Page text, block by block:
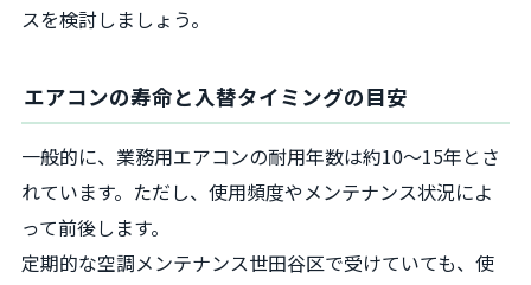
スを検討しましょう。
エアコンの寿命と入替タイミングの目安
一般的に、業務用エアコンの耐用年数は約10〜15年とさ
れています。ただし、使用頻度やメンテナンス状況によ
って前後します。
定期的な空調メンテナンス世田谷区で受けていても、使